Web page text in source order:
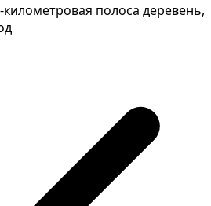
полоса деревень,